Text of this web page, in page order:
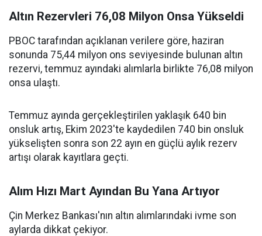
Altın Rezervleri 76,08 Milyon Onsa Yükseldi
PBOC tarafından açıklanan verilere göre, haziran
sonunda 75,44 milyon ons seviyesinde bulunan altın
rezervi, temmuz ayındaki alımlarla birlikte 76,08 milyon
onsa ulaştı.
Temmuz ayında gerçekleştirilen yaklaşık 640 bin
onsluk artış, Ekim 2023'te kaydedilen 740 bin onsluk
yükselişten sonra son 22 ayın en güçlü aylık rezerv
artışı olarak kayıtlara geçti.
Alım Hızı Mart Ayından Bu Yana Artıyor
Çin Merkez Bankası'nın altın alımlarındaki ivme son
aylarda dikkat çekiyor.